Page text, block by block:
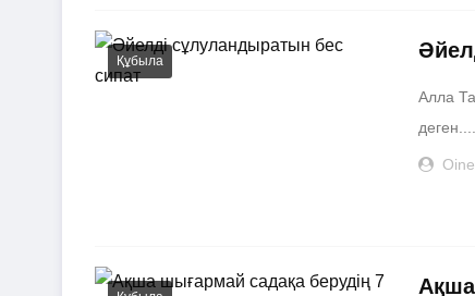
Құбыла
Алла
деген....
Ақша